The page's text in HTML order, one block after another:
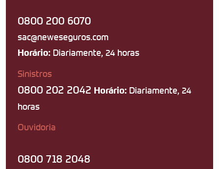
0800 200 6070
sac@neweseguros.com
Horário: Diariamente, 24 horas
Sinistros
0800 202 2042 Horário: Diariamente, 24
horas
Ouvidoria
0800 718 2048